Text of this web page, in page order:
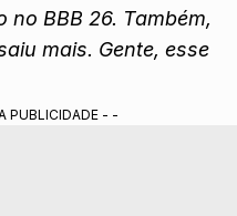
no BBB 26. Também,
mais. Gente, esse
PUBLICIDADE - -